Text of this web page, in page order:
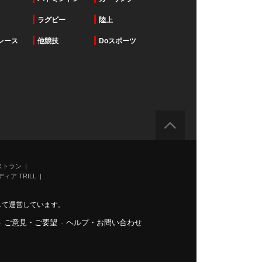
ラグビー 陸上
ース 他競技 Doスポーツ
ラン
ィア TRILL
運営しています。
ご意見・ご要望 - ヘルプ・お問い合わせ